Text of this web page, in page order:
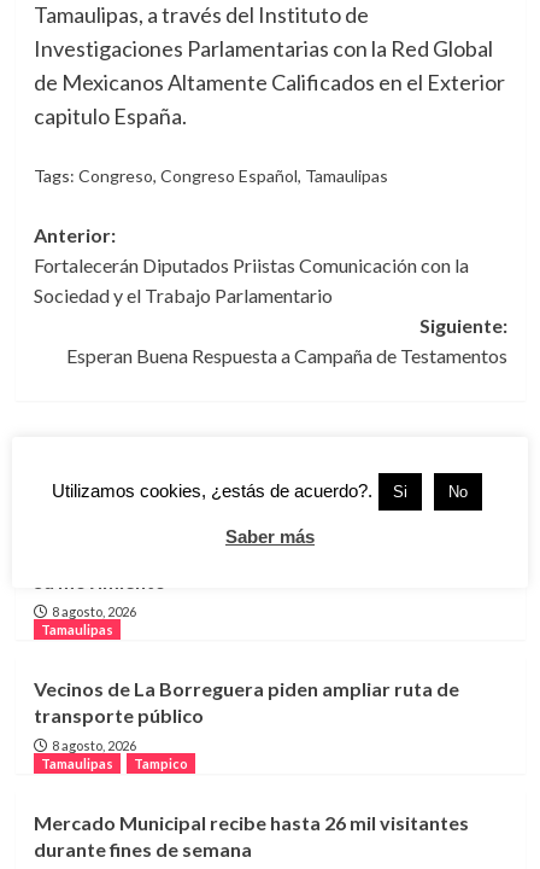
Tamaulipas, a través del Instituto de
Investigaciones Parlamentarias con la Red Global
de Mexicanos Altamente Calificados en el Exterior
capitulo España.
Tags: Congreso, Congreso Español, Tamaulipas
Navegación
de
entradas
Anterior:
Fortalecerán Diputados Priistas Comunicación con la
Sociedad y el Trabajo Parlamentario
Siguiente:
Esperan Buena Respuesta a Campaña de Testamentos
Miles marchan en carretera Victoria-Monterrey para
8 agosto, 2026
Tamaulipas
Vecinos de La Borreguera piden ampliar ruta de
transporte público
8 agosto, 2026
Tamaulipas
Tampico
Mercado Municipal recibe hasta 26 mil visitantes
durante fines de semana
Utilizamos cookies, ¿estás de acuerdo?. Si No
Saber más